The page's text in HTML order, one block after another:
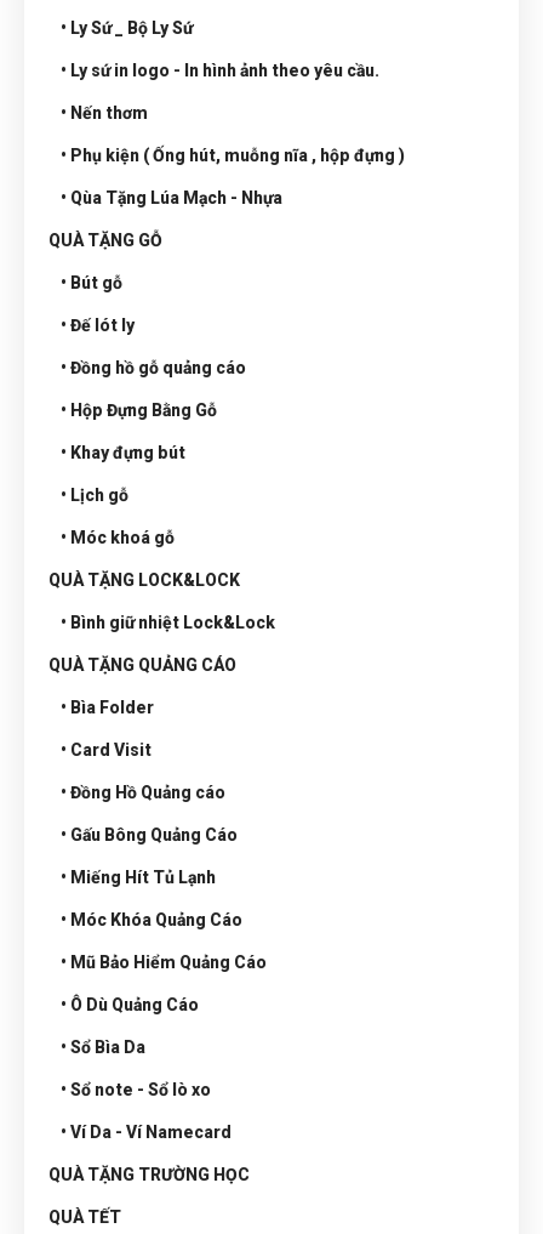
• Ly Sứ _ Bộ Ly Sứ
• Ly sứ in logo - In hình ảnh theo yêu cầu.
• Nến thơm
• Phụ kiện ( Ống hút, muỗng nĩa , hộp đựng )
• Qùa Tặng Lúa Mạch - Nhựa
QUÀ TẶNG GỖ
• Bút gỗ
• Đế lót ly
• Đồng hồ gỗ quảng cáo
• Hộp Đựng Bằng Gỗ
• Khay đựng bút
• Lịch gỗ
• Móc khoá gỗ
QUÀ TẶNG LOCK&LOCK
• Bình giữ nhiệt Lock&Lock
QUÀ TẶNG QUẢNG CÁO
• Bìa Folder
• Card Visit
• Đồng Hồ Quảng cáo
• Gấu Bông Quảng Cáo
• Miếng Hít Tủ Lạnh
• Móc Khóa Quảng Cáo
• Mũ Bảo Hiểm Quảng Cáo
• Ô Dù Quảng Cáo
• Sổ Bìa Da
• Sổ note - Sổ lò xo
• Ví Da - Ví Namecard
QUÀ TẶNG TRƯỜNG HỌC
QUÀ TẾT